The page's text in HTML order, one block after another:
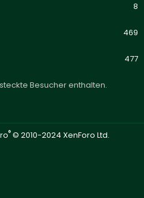
8
469
477
Besucher enthalten.
® © 2010-2024 XenForo Ltd.